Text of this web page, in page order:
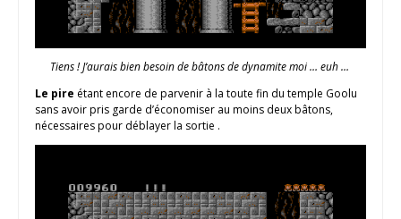
Tiens ! J’aurais bien besoin de bâtons de dynamite moi … euh …
Le pire étant encore de parvenir à la toute fin du temple Goolu
sans avoir pris garde d’économiser au moins deux bâtons,
nécessaires pour déblayer la sortie .